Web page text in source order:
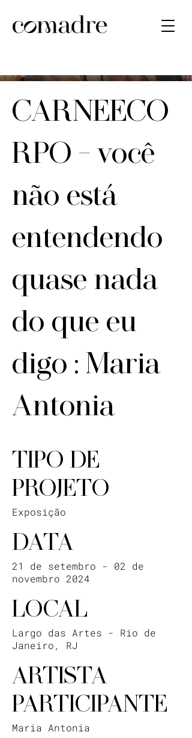
CARNEECO
RPO - você
não está
entendendo
quase nada
do que eu
digo : Maria
Antonia
TIPO DE
PROJETO
Exposição
DATA
21 de setembro - 02 de
novembro 2024
LOCAL
Largo das Artes - Rio de
Janeiro, RJ
ARTISTA
PARTICIPANTE
Maria Antonia